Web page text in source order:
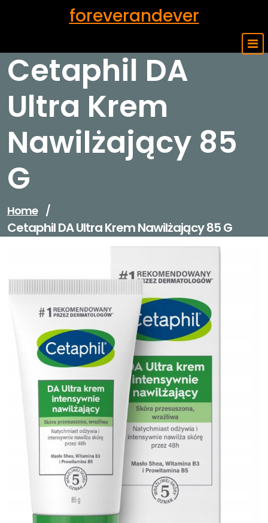
foreverandever
Cetaphil DA
Ultra Krem
Nawilżający 85
G
Home /
Cetaphil DA Ultra Krem Nawilżający 85 G